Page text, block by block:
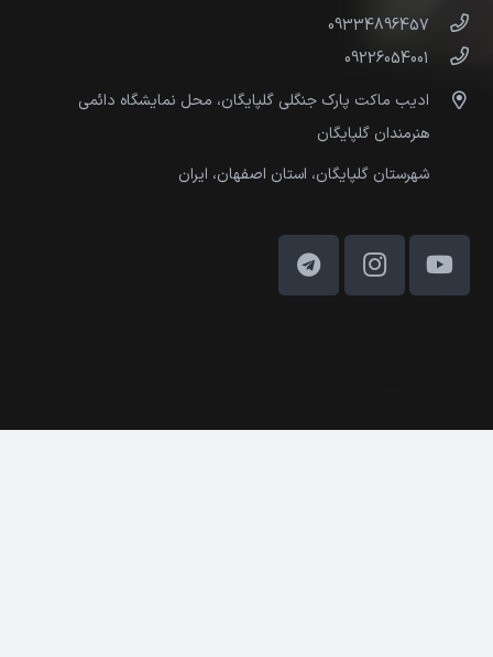
09334896457
09226054001
ادیب ماکت پارک جنگلی گلپایگان، محل نمایشگاه دائمی
هنرمندان گلپایگان
شهرستان گلپایگان، استان اصفهان، ایران